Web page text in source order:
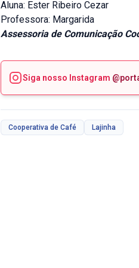
Aluna: Ester Ribeiro Cezar
Professora: Margarida
Assessoria de Comunicação
Siga nosso Instagram
Cooperativa de Café Lajinha